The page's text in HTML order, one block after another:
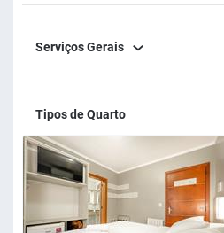
Serviços Gerais
Tipos de Quarto